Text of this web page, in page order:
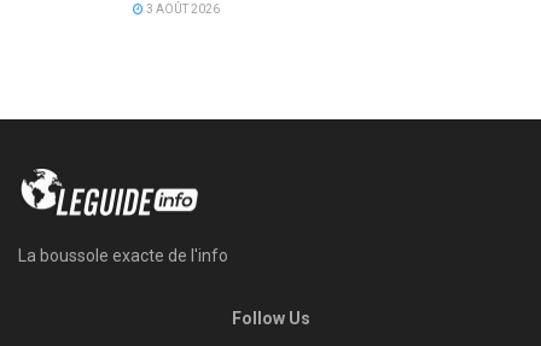
3 AOÛT 2026
La boussole exacte de l'info
Follow Us